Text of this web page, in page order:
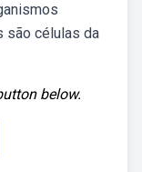
são células da
below.